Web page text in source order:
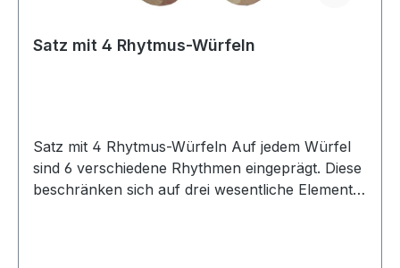
Satz mit 4 Rhytmus-Würfeln
Satz mit 4 Rhytmus-Würfeln Auf jedem Würfel
sind 6 verschiedene Rhythmen eingeprägt. Diese
beschränken sich auf drei wesentliche Elemente,